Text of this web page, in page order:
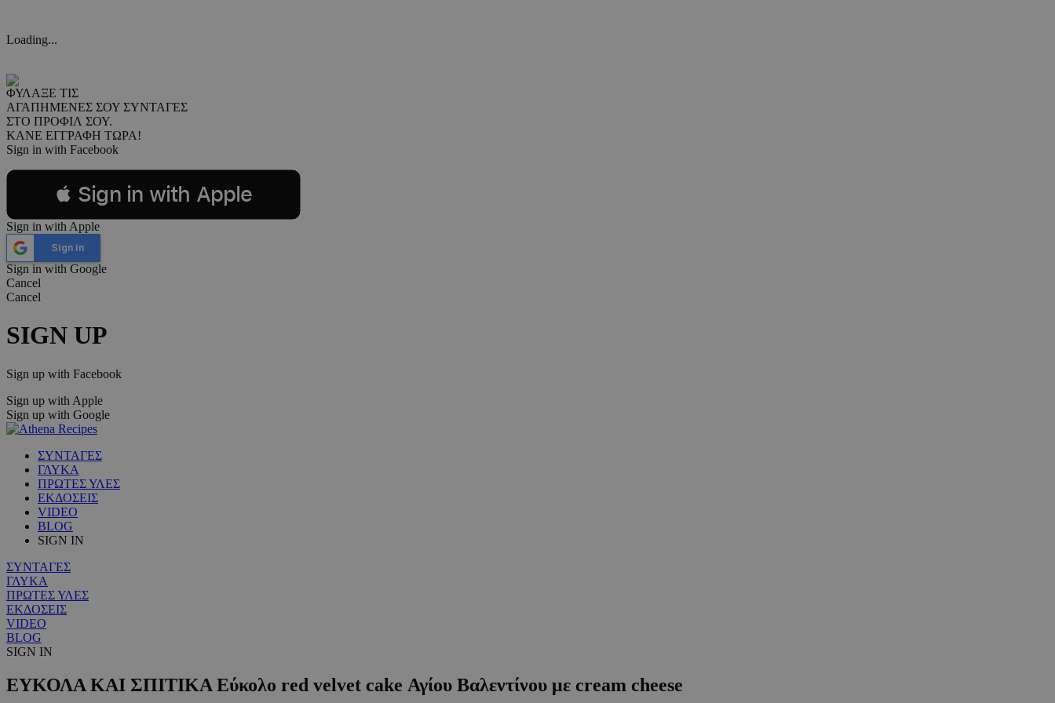
Loading...
ΦΥΛΑΞΕ ΤΙΣ
ΑΓΑΠΗΜΕΝΕΣ ΣΟΥ ΣΥΝΤΑΓΕΣ
ΣΤΟ ΠΡΟΦΙΛ ΣΟΥ.
ΚΑΝΕ ΕΓΓΡΑΦΗ ΤΩΡΑ!
Sign in with Facebook
 Sign in with Apple
Sign in with Apple
Sign in
Sign in with Google
Cancel
Cancel
SIGN UP
Sign up with Facebook
Sign up with Apple
Sign up with Google
ΣΥΝΤΑΓΕΣ
ΓΛΥΚΑ
ΠΡΩΤΕΣ ΥΛΕΣ
ΕΚΔΟΣΕΙΣ
VIDEO
BLOG
SIGN IN
ΣΥΝΤΑΓΕΣ
ΓΛΥΚΑ
ΠΡΩΤΕΣ ΥΛΕΣ
ΕΚΔΟΣΕΙΣ
VIDEO
BLOG
SIGN IN
ΕΥΚΟΛΑ ΚΑΙ ΣΠΙΤΙΚΑ Εύκολο red velvet cake Αγίου Βαλεντίνου με cream cheese